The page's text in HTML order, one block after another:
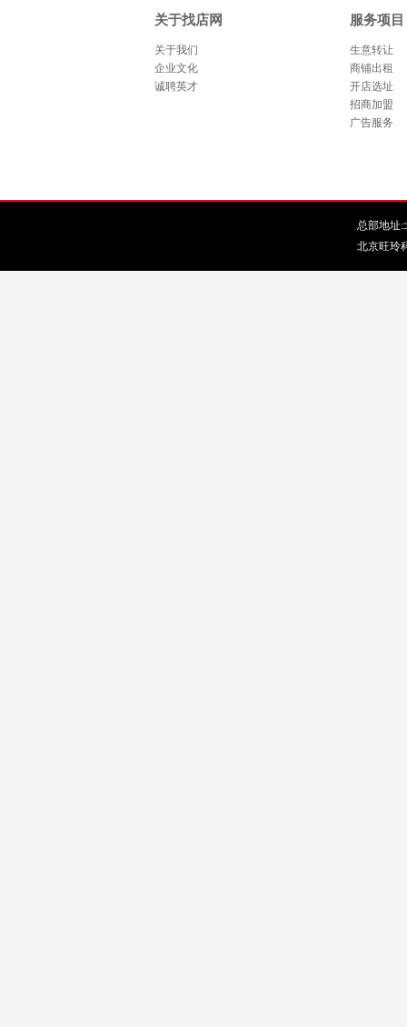
关于找店网
关于我们
企业文化
诚聘英才
服务项目
生意转让
商铺出租
开店选址
招商加盟
广告服务
总部地址:
北京旺玲